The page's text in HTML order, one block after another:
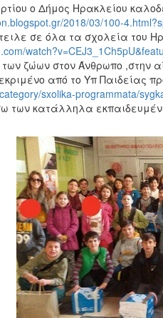
ο Δήμος Ηρακλείου
2018/03/100-
σε όλα τα σχολεία του
των ζώων στον Άνθρωπο
από το Υπ Παιδείας
sxolika-programmata/
των κατάλληλα